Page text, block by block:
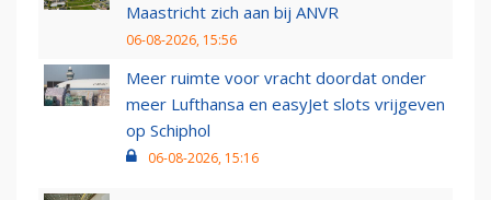
Maastricht zich aan bij ANVR
06-08-2026, 15:56
Meer ruimte voor vracht doordat onder
meer Lufthansa en easyJet slots vrijgeven
op Schiphol
06-08-2026, 15:16